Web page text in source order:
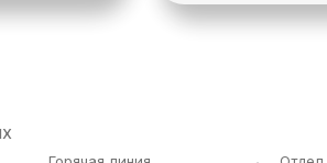
Кожух исполнен